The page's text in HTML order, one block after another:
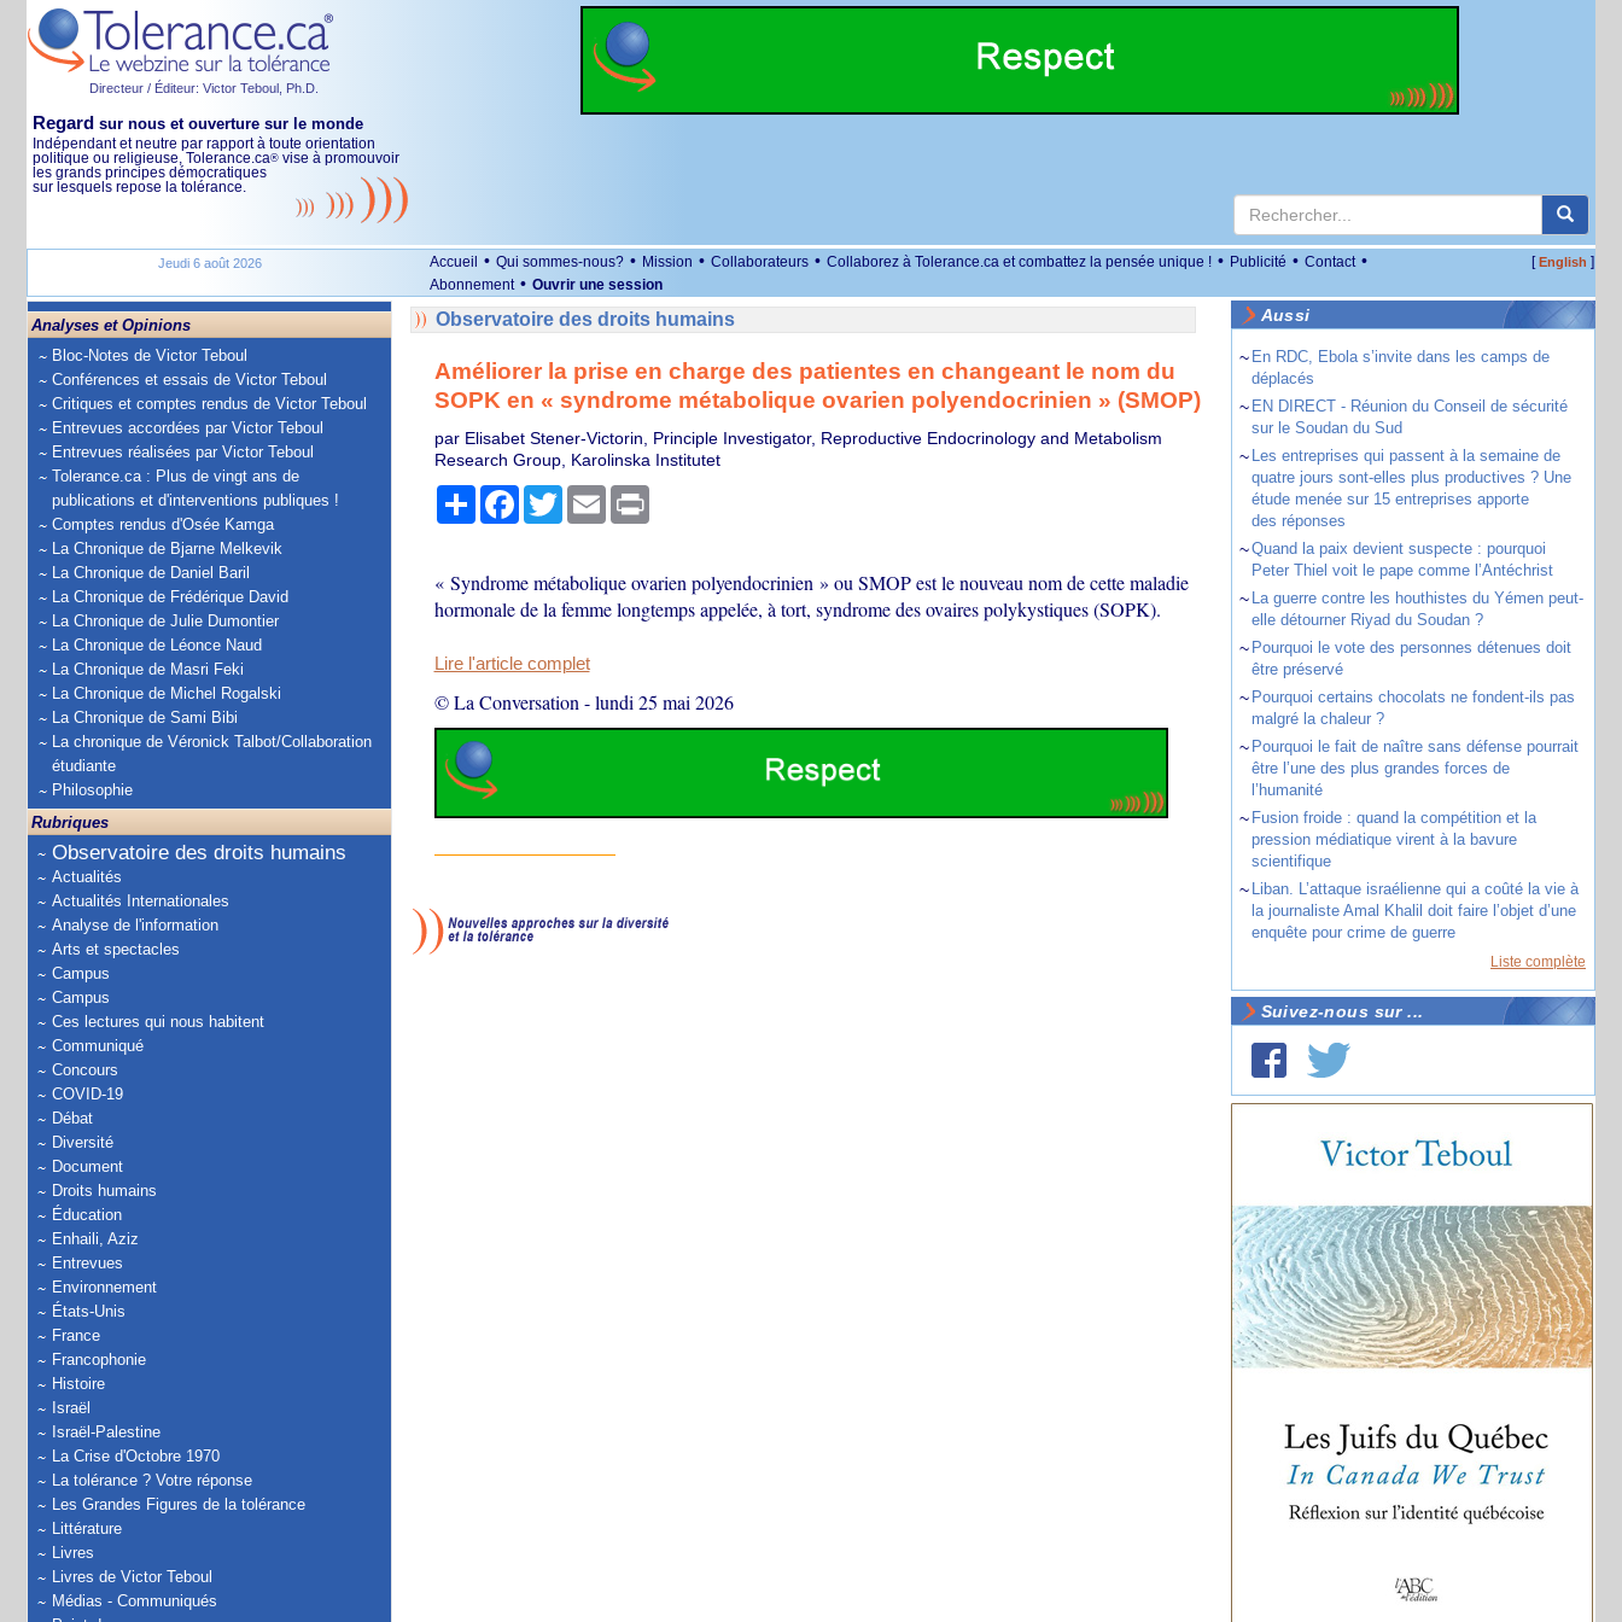
Directeur / Éditeur: Victor Teboul, Ph.D.
Regard sur nous et ouverture sur le monde
Indépendant et neutre par rapport à toute orientation
politique ou religieuse, Tolerance.ca® vise à promouvoir
les grands principes démocratiques
sur lesquels repose la tolérance.
Jeudi 6 août 2026 Accueil • Qui sommes-nous? • Mission • Collaborateurs • Collaborez à Tolerance.ca et combattez la pensée unique ! • Publicité • Contact •
Abonnement • Ouvrir une session
[English ]
Analyses et Opinions
Bloc-Notes de Victor Teboul
Conférences et essais de Victor Teboul
Critiques et comptes rendus de Victor Teboul
Entrevues accordées par Victor Teboul
Entrevues réalisées par Victor Teboul
Tolerance.ca : Plus de vingt ans de
publications et d'interventions publiques !
Comptes rendus d'Osée Kamga
La Chronique de Bjarne Melkevik
La Chronique de Daniel Baril
La Chronique de Frédérique David
La Chronique de Julie Dumontier
La Chronique de Léonce Naud
La Chronique de Masri Feki
La Chronique de Michel Rogalski
La Chronique de Sami Bibi
La chronique de Véronick Talbot/Collaboration
étudiante
Philosophie
Rubriques
Observatoire des droits humains
Actualités
Actualités Internationales
Analyse de l'information
Arts et spectacles
Campus
Campus
Ces lectures qui nous habitent
Communiqué
Concours
COVID-19
Débat
Diversité
Document
Droits humains
Éducation
Enhaili, Aziz
Entrevues
Environnement
États-Unis
France
Francophonie
Histoire
Israël
Israël-Palestine
La Crise d'Octobre 1970
La tolérance ? Votre réponse
Les Grandes Figures de la tolérance
Littérature
Livres
Livres de Victor Teboul
Médias - Communiqués
Observatoire des droits humains
Améliorer la prise en charge des patientes en changeant le nom du
SOPK en « syndrome métabolique ovarien polyendocrinien » (SMOP)
par Elisabet Stener-Victorin, Principle Investigator, Reproductive Endocrinology and Metabolism
Research Group, Karolinska Institutet
PartagerFacebook
TwitterEmail Print
« Syndrome métabolique ovarien polyendocrinien » ou SMOP est le nouveau nom de cette maladie
hormonale de la femme longtemps appelée, à tort, syndrome des ovaires polykystiques (SOPK).
Lire l'article complet
© La Conversation -lundi 25 mai 2026
Aussi
~ En RDC, Ebola s’invite dans les camps de
déplacés
~ EN DIRECT - Réunion du Conseil de sécurité
sur le Soudan du Sud
~ Les entreprises qui passent à la semaine de
quatre jours sont-elles plus productives ? Une
étude menée sur 15 entreprises apporte
des réponses
~Quand la paix devient suspecte : pourquoi
Peter Thiel voit le pape comme l’Antéchrist
~ La guerre contre les houthistes du Yémen peut-
elle détourner Riyad du Soudan ?
~ Pourquoi le vote des personnes détenues doit
être préservé
~ Pourquoi certains chocolats ne fondent-ils pas
malgré la chaleur ?
~ Pourquoi le fait de naître sans défense pourrait
être l’une des plus grandes forces de
l’humanité
~ Fusion froide : quand la compétition et la
pression médiatique virent à la bavure
scientifique
~ Liban. L’attaque israélienne qui a coûté la vie à
la journaliste Amal Khalil doit faire l’objet d’une
enquête pour crime de guerre
Liste complète
Suivez-nous sur ...